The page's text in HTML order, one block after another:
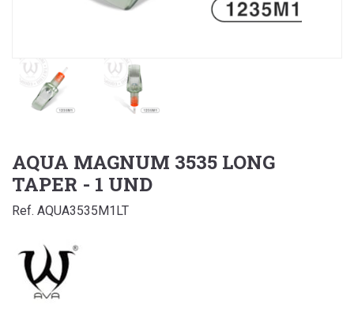
AQUA MAGNUM 3535 LONG
TAPER - 1 UND
Ref. AQUA3535M1LT